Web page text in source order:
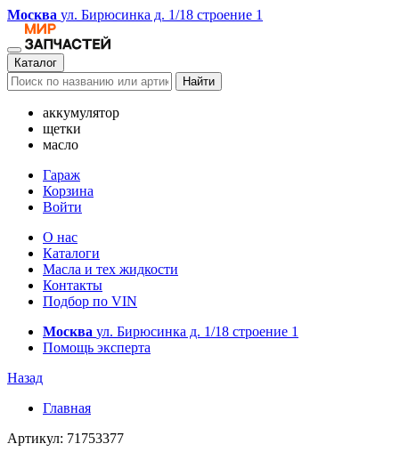
Москва ул. Бирюсинка д. 1/18 строение 1
Каталог
Найти
аккумулятор
щетки
масло
Гараж
Корзина
Войти
О нас
Каталоги
Масла и тех жидкости
Контакты
Подбор по VIN
Москва ул. Бирюсинка д. 1/18 строение 1
Помощь эксперта
Назад
Главная
Артикул: 71753377